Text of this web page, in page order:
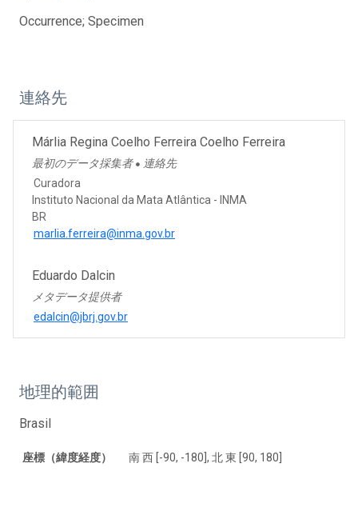
Occurrence; Specimen
連絡先
Márlia Regina Coelho Ferreira Coelho Ferreira
最初のデータ採集者 ● 連絡先
Curadora
Instituto Nacional da Mata Atlântica - INMA
BR
marlia.ferreira@inma.gov.br
Eduardo Dalcin
メタデータ提供者
edalcin@jbrj.gov.br
地理的範囲
Brasil
座標（緯度経度） 南 西 [-90, -180], 北 東 [90, 180]